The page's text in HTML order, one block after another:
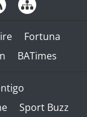
Fortuna
BATimes
Sport Buzz